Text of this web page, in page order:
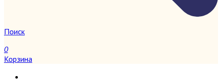
Поиск
0
Корзина